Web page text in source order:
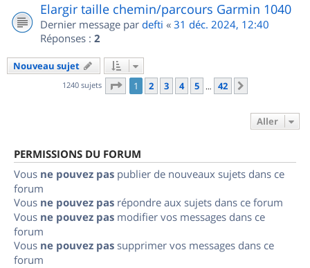
Elargir taille chemin/parcours Garmin 1040
Dernier message par defti « 31 déc. 2024, 12:40
Réponses : 2
Nouveau sujet
1240 sujets Page 1sur
1 2 3 4 5 … 42
Aller
PERMISSIONS DU FORUM
Vous ne pouvez pas publier de nouveaux sujets dans ce
forum
Vous ne pouvez pas répondre aux sujets dans ce forum
Vous ne pouvez pas modifier vos messages dans ce
forum
Vous ne pouvez pas supprimer vos messages dans ce
forum